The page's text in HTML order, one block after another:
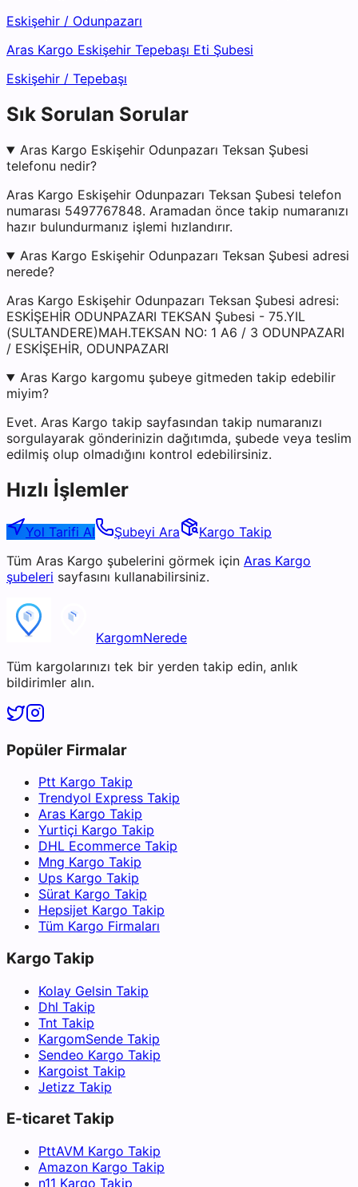
Eskişehir / Odunpazarı
Aras Kargo Eskişehir Tepebaşı Eti Şubesi
Eskişehir / Tepebaşı
Sık Sorulan Sorular
Aras Kargo Eskişehir Odunpazarı Teksan Şubesi
telefonu nedir?
Aras Kargo Eskişehir Odunpazarı Teksan Şubesi telefon
numarası 5497767848. Aramadan önce takip numaranızı
hazır bulundurmanız işlemi hızlandırır.
Aras Kargo Eskişehir Odunpazarı Teksan Şubesi adresi
nerede?
Aras Kargo Eskişehir Odunpazarı Teksan Şubesi adresi:
ESKİŞEHİR ODUNPAZARI TEKSAN Şubesi - 75.YIL
(SULTANDERE)MAH.TEKSAN NO: 1 A6 / 3 ODUNPAZARI
/ ESKİŞEHİR, ODUNPAZARI
Aras Kargo kargomu şubeye gitmeden takip edebilir
miyim?
Evet. Aras Kargo takip sayfasından takip numaranızı
sorgulayarak gönderinizin dağıtımda, şubede veya teslim
edilmiş olup olmadığını kontrol edebilirsiniz.
Hızlı İşlemler
Yol Tarifi Al Şubeyi Ara
Kargo Takip
Tüm Aras Kargo şubelerini görmek için Aras Kargo
şubeleri sayfasını kullanabilirsiniz.
KargomNerede
Tüm kargolarınızı tek bir yerden takip edin, anlık
bildirimler alın.
Popüler Firmalar
Ptt Kargo Takip
Trendyol Express Takip
Aras Kargo Takip
Yurtiçi Kargo Takip
DHL Ecommerce Takip
Mng Kargo Takip
Ups Kargo Takip
Sürat Kargo Takip
Hepsijet Kargo Takip
Tüm Kargo Firmaları
Kargo Takip
Kolay Gelsin Takip
Dhl Takip
Tnt Takip
KargomSende Takip
Sendeo Kargo Takip
Kargoist Takip
Jetizz Takip
E-ticaret Takip
PttAVM Kargo Takip
Amazon Kargo Takip
n11 Kargo Takip